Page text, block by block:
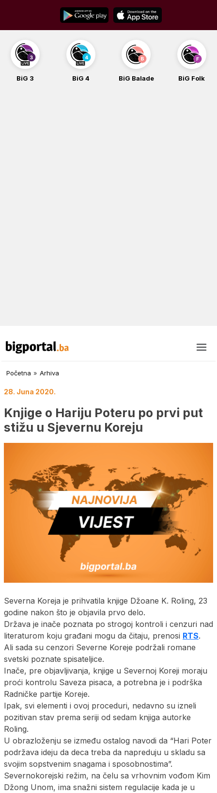
content
BiG 3 BiG 4 BiG Balade BiG Folk
Početna » Arhiva
28. Juna 2020.
Knjige o Hariju Poteru po prvi put
stižu u Sjevernu Koreju
Severna Koreja je prihvatila knjige Džoane K. Roling, 23
godine nakon što je objavila prvo delo.
Država je inače poznata po strogoj kontroli i cenzuri nad
literaturom koju građani mogu da čitaju, prenosi RTS.
Ali sada su cenzori Severne Koreje podržali romane
svetski poznate spisateljice.
Inače, pre objavljivanja, knjige u Severnoj Koreji moraju
proći kontrolu Saveza pisaca, a potrebna je i podrška
Radničke partije Koreje.
Ipak, svi elementi i ovoj proceduri, nedavno su izneli
pozitivan stav prema seriji od sedam knjiga autorke
Roling.
U obrazloženju se između ostalog navodi da “Hari Poter
podržava ideju da deca treba da napreduju u skladu sa
svojim sopstvenim snagama i sposobnostima”.
Severnokorejski režim, na čelu sa vrhovnim vođom Kim
Džong Unom, ima snažni sistem regulacije kada je u